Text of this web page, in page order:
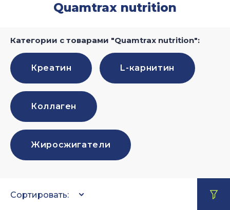
Quamtrax nutrition
Категории с товарами "Quamtrax nutrition":
Креатин L-карнитин
Коллаген
Жиросжигатели
Сортировать: